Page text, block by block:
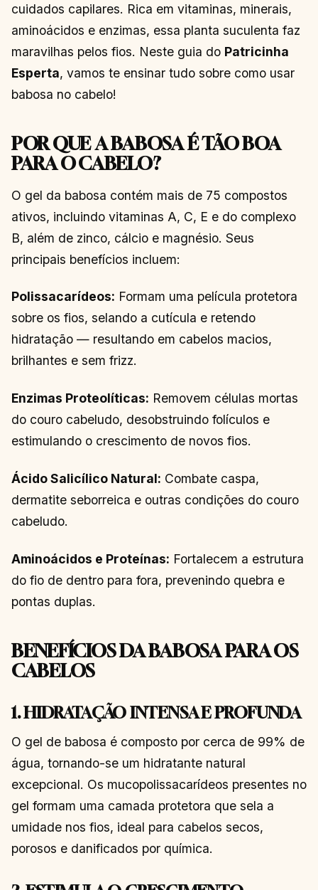
cuidados capilares. Rica em vitaminas, minerais,
aminoácidos e enzimas, essa planta suculenta faz
maravilhas pelos fios. Neste guia do Patricinha
Esperta, vamos te ensinar tudo sobre como usar
babosa no cabelo!
POR QUE A BABOSA É TÃO BOA
PARA O CABELO?
O gel da babosa contém mais de 75 compostos
ativos, incluindo vitaminas A, C, E e do complexo
B, além de zinco, cálcio e magnésio. Seus
principais benefícios incluem:
Polissacarídeos: Formam uma película protetora
sobre os fios, selando a cutícula e retendo
hidratação — resultando em cabelos macios,
brilhantes e sem frizz.
Enzimas Proteolíticas: Removem células mortas
do couro cabeludo, desobstruindo folículos e
estimulando o crescimento de novos fios.
Ácido Salicílico Natural: Combate caspa,
dermatite seborreica e outras condições do couro
cabeludo.
Aminoácidos e Proteínas: Fortalecem a estrutura
do fio de dentro para fora, prevenindo quebra e
pontas duplas.
BENEFÍCIOS DA BABOSA PARA OS
CABELOS
1. HIDRATAÇÃO INTENSA E PROFUNDA
O gel de babosa é composto por cerca de 99% de
água, tornando-se um hidratante natural
excepcional. Os mucopolissacarídeos presentes no
gel formam uma camada protetora que sela a
umidade nos fios, ideal para cabelos secos,
porosos e danificados por química.